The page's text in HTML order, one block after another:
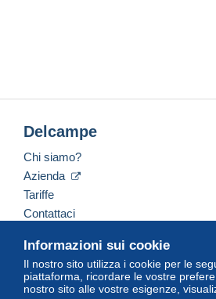
Informazioni sui cookie
Il nostro sito utilizza i cookie per le
piattaforma, ricordare le vostre
nostro sito alle vostre esigenze,
Delcampe
Chi siamo?
Azienda
Tariffe
Contattaci
Italiano USD America/